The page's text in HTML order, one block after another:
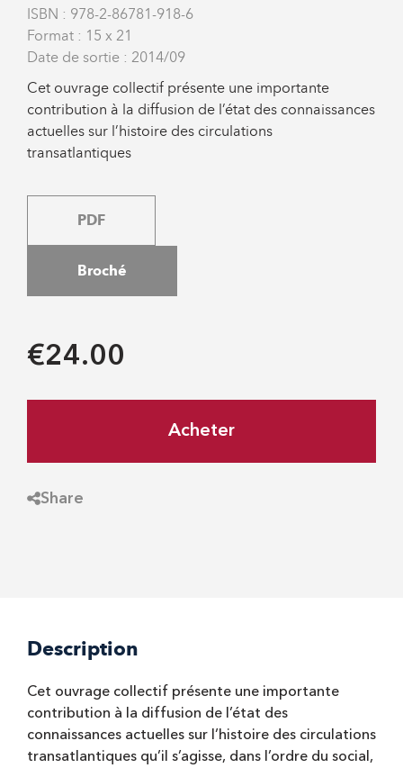
ISBN : 978-2-86781-918-6
Format : 15 x 21
Date de sortie : 2014/09
Cet ouvrage collectif présente une importante
contribution à la diffusion de l’état des connaissances
actuelles sur l’histoire des circulations
transatlantiques
PDF
Broché
€24.00
Acheter
Share
Description
Cet ouvrage collectif présente une importante
contribution à la diffusion de l’état des
connaissances actuelles sur l’histoire des circulations
transatlantiques qu’il s’agisse, dans l’ordre du social,